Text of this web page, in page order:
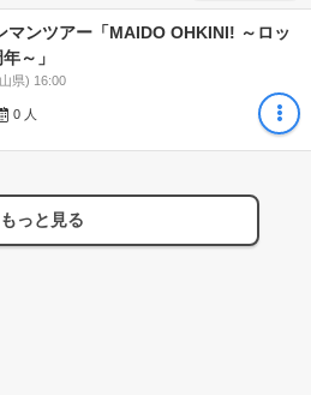
マンツアー「MAIDO OHKINI! ～ロッ
～」
県) 16:00
0 人
もっと見る